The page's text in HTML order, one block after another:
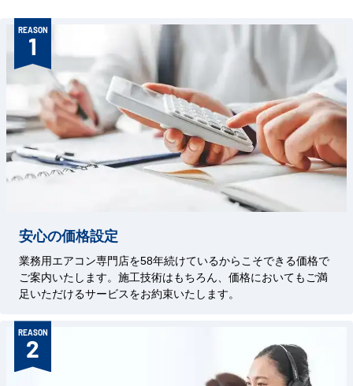
REASON
1
安心の価格設定
業務用エアコン専門店を58年続けているからこそできる価格で
ご案内いたします。施工技術はもちろん、価格においてもご満
足いただけるサービスをお約束いたします。
REASON
2